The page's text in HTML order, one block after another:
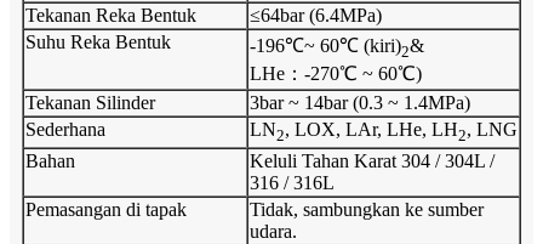
Tekanan Reka Bentuk
≤64bar (6.4MPa)
Suhu Reka Bentuk
-196℃~ 60℃ (kiri)2&
LHe：-270℃ ~ 60℃)
Tekanan Silinder
3bar ~ 14bar (0.3 ~ 1.4MPa)
Sederhana
LN2, LOX, LAr, LHe, LH2, LNG
Bahan
Keluli Tahan Karat 304 / 304L /
316 / 316L
Pemasangan di tapak
Tidak, sambungkan ke sumber
udara.